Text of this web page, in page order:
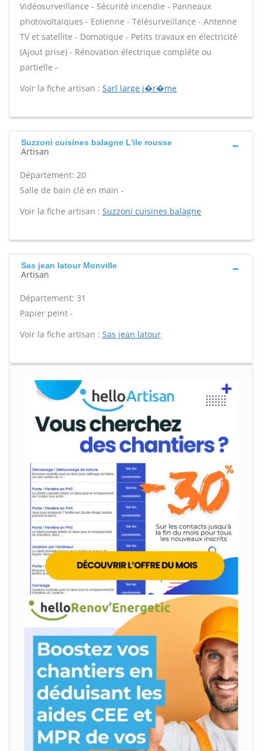
Vidéosurveillance - Sécurité incendie - Panneaux
photovoltaïques - Eolienne - Télésurveillance - Antenne
TV et satellite - Domotique - Petits travaux en électricité
(Ajout prise) - Rénovation électrique complète ou
partielle -
Voir la fiche artisan : Sarl large j�r�me
Suzzoni cuisines balagne L'ile rousse
Artisan
Département: 20
Salle de bain clé en main -
Voir la fiche artisan : Suzzoni cuisines balagne
Sas jean latour Monville
Artisan
Département: 31
Papier peint -
Voir la fiche artisan : Sas jean latour